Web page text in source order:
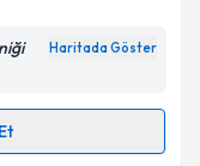
ilişkinAydınlatma
Haritada Göster